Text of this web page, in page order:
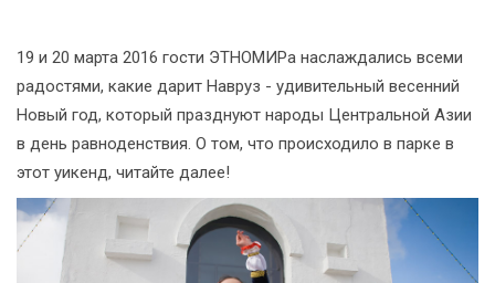
19 и 20 марта 2016 гости ЭТНОМИРа наслаждались всеми
радостями, какие дарит Навруз - удивительный весенний
Новый год, который празднуют народы Центральной Азии
в день равноденствия. О том, что происходило в парке в
этот уикенд, читайте далее!